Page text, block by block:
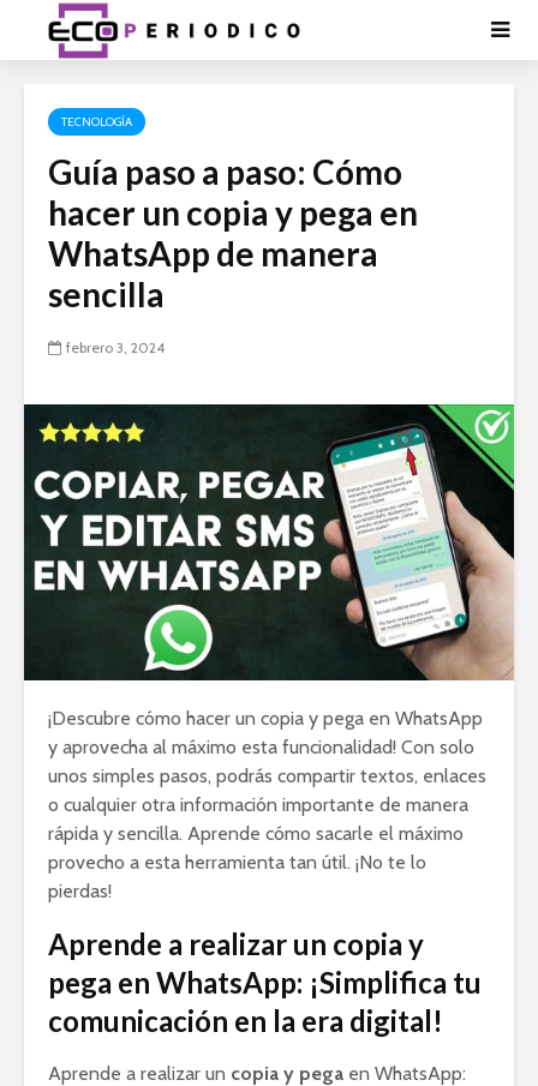
TECNOLOGÍA
Guía paso a paso: Cómo
hacer un copia y pega en
WhatsApp de manera
sencilla
febrero 3, 2024
¡Descubre cómo hacer un copia y pega en WhatsApp
y aprovecha al máximo esta funcionalidad! Con solo
unos simples pasos, podrás compartir textos, enlaces
o cualquier otra información importante de manera
rápida y sencilla. Aprende cómo sacarle el máximo
provecho a esta herramienta tan útil. ¡No te lo
pierdas!
Aprende a realizar un copia y
pega en WhatsApp: ¡Simplifica tu
comunicación en la era digital!
Aprende a realizar un copia y pega en WhatsApp: